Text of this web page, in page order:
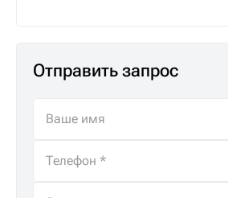
Отправить запрос